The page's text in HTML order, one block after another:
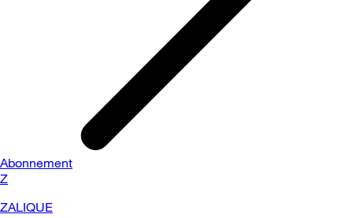
Abonnement
Z
ZALIQUE